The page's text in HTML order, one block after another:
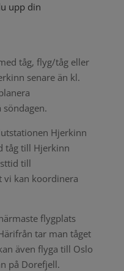
upp din
tåg, flyg/tåg eller
senare än kl.
Hjerkinn
tåg till Hjerkinn
till
vi kan koordinera
flygplats
tar man tåget
även flyga till Oslo
på Dorefjell.